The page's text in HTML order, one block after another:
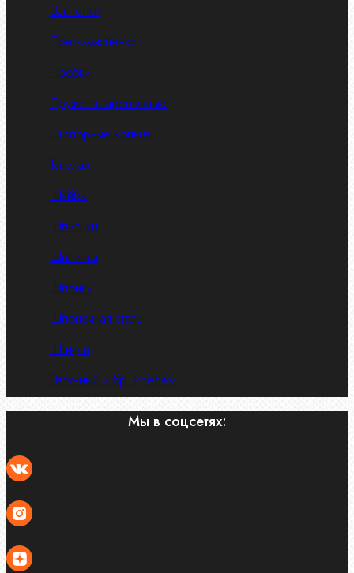
Заклепки
Пресс-масленки
Пробки
Пружины тарельчатые
Стопорные кольца
Такелаж
Шайбы
Шпильки
Шплинты
Шпонки
Шпоночная сталь
Штифты
Латунный и бр. крепеж
Мы в соцсетях: